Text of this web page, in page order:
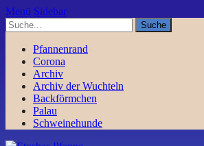
Menü Sidebar
Pfannenrand
Corona
Archiv
Archiv der Wuchteln
Backförmchen
Palau
Schweinehunde